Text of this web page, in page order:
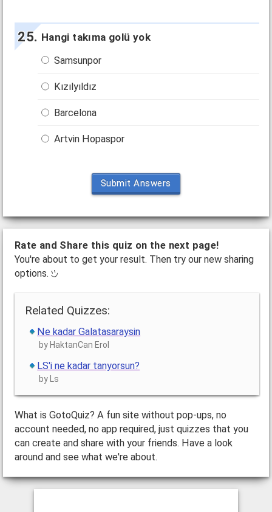
Hangi takıma golü yok
Samsunpor
Kızılyıldız
Barcelona
Artvin Hopaspor
Submit Answers
Rate and Share this quiz on the next page!
You're about to get your result. Then try our new sharing
options.
Related Quizzes:
Ne kadar Galatasaraysin
by HaktanCan Erol
LS'i ne kadar tanyorsun?
by Ls
What is GotoQuiz? A fun site without pop-ups, no
account needed, no app required, just quizzes that you
can create and share with your friends. Have a look
around and see what we're about.